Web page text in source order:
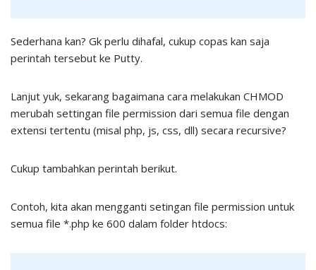
Sederhana kan? Gk perlu dihafal, cukup copas kan saja
perintah tersebut ke Putty.
Lanjut yuk, sekarang bagaimana cara melakukan CHMOD
merubah settingan file permission dari semua file dengan
extensi tertentu (misal php, js, css, dll) secara recursive?
Cukup tambahkan perintah berikut.
Contoh, kita akan mengganti setingan file permission untuk
semua file *.php ke 600 dalam folder htdocs: